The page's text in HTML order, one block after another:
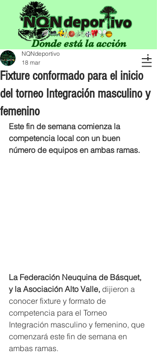
Donde está la acción
Fixture conformado para el inicio
del torneo Integración masculino y
femenino
NQNdeportivo
18 mar
Este fin de semana comienza la
competencia local con un buen
número de equipos en ambas ramas.
La Federación Neuquina de Básquet,
y la Asociación Alto Valle, dijieron a
conocer fixture y formato de
competencia para el Torneo
Integración masculino y femenino, que
comenzará este fin de semana en
ambas ramas.